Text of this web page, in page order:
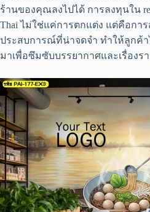
ร้านของคุณลงไปได้ การลงทุนใน
Thai ไม่ใช่แค่การตกแต่ง แต่คือกา
ประสบการณ์ที่น่าจดจำ ทำให้ลูกค้
มาเพื่อซึมซับบรรยากาศและเรื่อง